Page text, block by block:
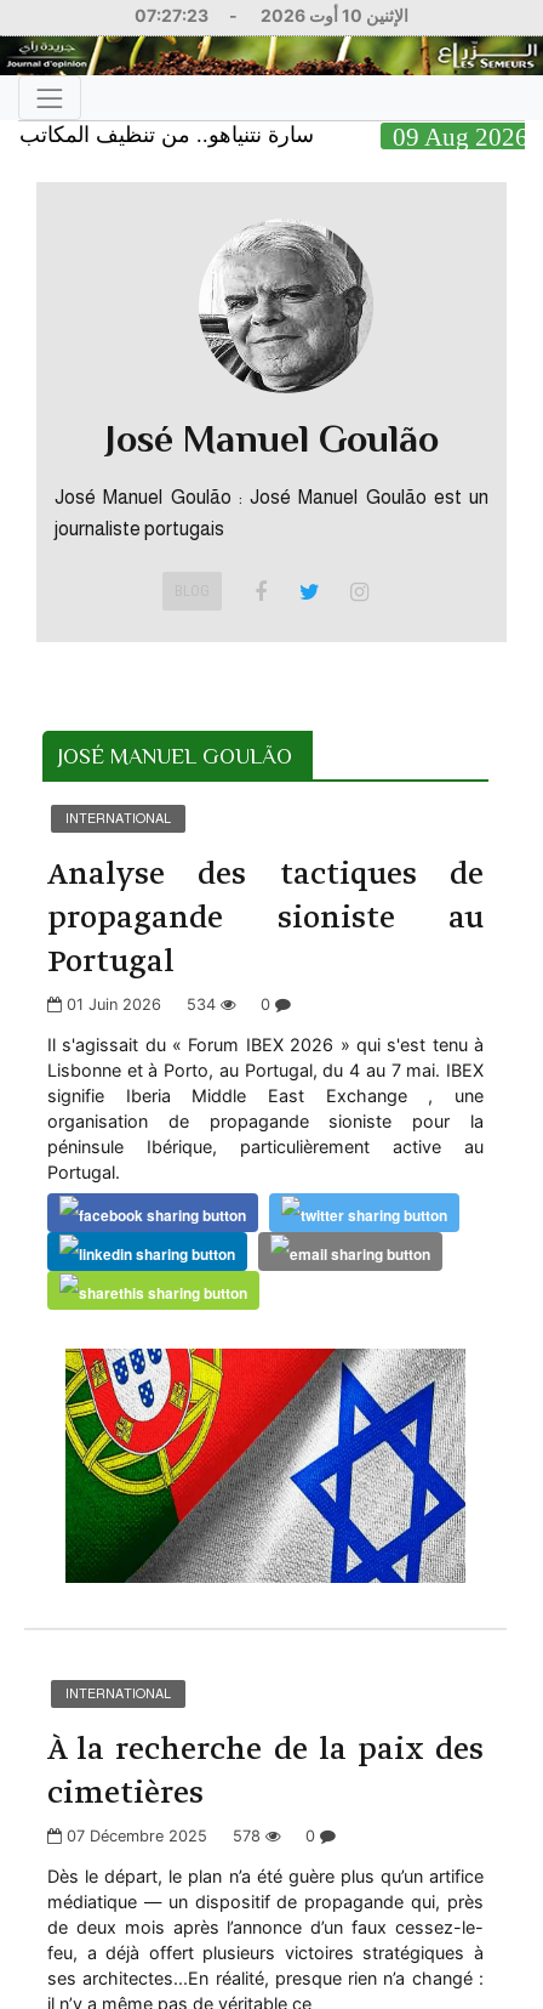
الإثنين 10 أوت 2026 -
07:27:24
سارة نتنياهو.. من تنظيف المكاتب 09 Aug
José Manuel Goulão
José Manuel Goulão : José Manuel Goulão est un
journaliste portugais
JOSÉ MANUEL GOULÃO
INTERNATIONAL
Analyse des tactiques de
propagande sioniste au
Portugal
01 Juin 2026 534 0
Il s'agissait du « Forum IBEX 2026 » qui s'est tenu à
Lisbonne et à Porto, au Portugal, du 4 au 7 mai. IBEX
signifie Iberia Middle East Exchange , une
organisation de propagande sioniste pour la
péninsule Ibérique, particulièrement active au
Portugal.
INTERNATIONAL
À la recherche de la paix des
cimetières
07 Décembre 2025 578 0
Dès le départ, le plan n’a été guère plus qu’un artifice
médiatique — un dispositif de propagande qui, près
de deux mois après l’annonce d’un faux cessez-le-
feu, a déjà offert plusieurs victoires stratégiques à
ses architectes...En réalité, presque rien n’a changé :
il n’y a même pas de véritable ce